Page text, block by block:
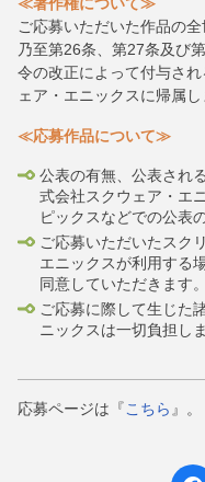
ご応募いただいた作品の
乃至第26条、第27条及び
令の改正によって付与さ
ェア・エニックスに帰属し
≪応募作品について≫
公表の有無、公表され
式会社スクウェア・エ
ピックスなどでの公表
ご応募いただいたスク
エニックスが利用する
同意していただきます。
ご応募に際して生じた
ニックスは一切負担し
応募ページは『こちら 』。